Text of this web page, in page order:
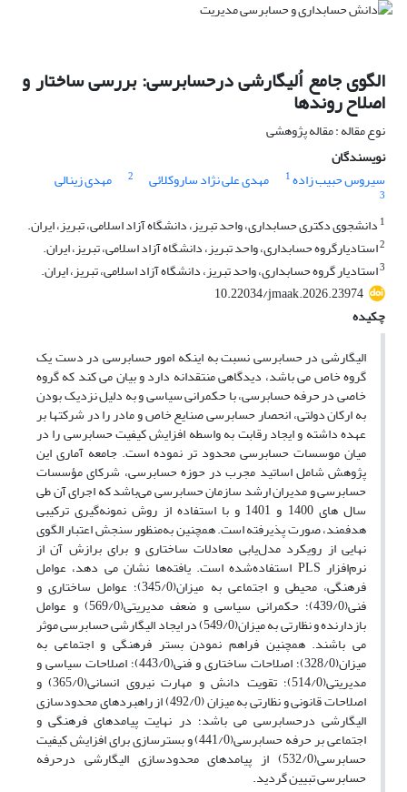
الگوی جامع اُلیگارشی درحسابرسی: بررسی ساختار و
اصلاح روندها
نوع مقاله : مقاله پژوهشی
نویسندگان
سیروس حبیب زاده1 مهدی علی نژاد ساروکلائی 2 مهدی زینالی
3
1 دانشجوی دکتری حسابداری، واحد تبریز، دانشگاه آزاد اسلامی، تبریز، ایران.
2استادیارگروه حسابداری، واحد تبریز، دانشگاه آزاد اسلامی، تبریز، ایران.
3استادیار گروه حسابداری، واحد تبریز، دانشگاه آزاد اسلامی، تبریز، ایران.
10.22034/jmaak.2026.23974
چکیده
الیگارشی در حسابرسی نسبت به اینکه امور حسابرسی در دست یک
گروه خاص می باشد، دیدگاهی منتقدانه‌ دارد و بیان می کند که گروه
خاصی در حرفه حسابرسی، با حکمرانی سیاسی و به دلیل نزدیک بودن
به ارکان دولتی، انحصار حسابرسی صنایع خاص و مادر را در شرکتها بر
عهده داشته و ایجاد رقابت به واسطه افزایش کیفیت حسابرسی را در
میان موسسات حسابرسی محدود تر نموده است. جامعه آماری این
پژوهش شامل اساتید مجرب در حوزه حسابرسی، شرکای مؤسسات
حسابرسی و مدیران ارشد سازمان حسابرسی می‌باشد که اجرای آن طی
سال های 1400 و 1401 و با استفاده از روش نمونه‌گیری ترکیبی
هدفمند، صورت پذیرفته است. همچنین به‌منظور سنجش اعتبار الگوی
نهایی از رویکرد مدل‌یابی معادلات ساختاری و برای برازش آن از
نرم‌افزار PLS استفاده‌شده است. یافته‌ها نشان می دهد، عوامل
فرهنگی، محیطی و اجتماعی به میزان(345/0)؛ عوامل ساختاری و
فنی(439/0)؛ حکمرانی سیاسی و ضعف مدیریتی(569/0) و عوامل
بازدارنده و نظارتی به میزان(549/0) در ایجاد الیگارشی حسابرسی موثر
می باشند. همچنین فراهم نمودن بستر فرهنگی و اجتماعی به
میزان(328/0)؛ اصلاحات ساختاری و فنی(443/0)؛ اصلاحات سیاسی و
مدیریتی(514/0)؛ تقویت دانش و مهارت نیروی انسانی(365/0) و
اصلاحات قانونی و نظارتی به میزان (492/0) از راهبردهای محدودسازی
الیگارشی درحسابرسی می باشد؛ در نهایت پیامدهای فرهنگی و
اجتماعی بر حرفه حسابرسی(441/0) و بسترسازی برای افزایش کیفیت
حسابرسی(532/0) از پیامدهای محدودسازی الیگارشی درحرفه
حسابرسی تبیین گردید.